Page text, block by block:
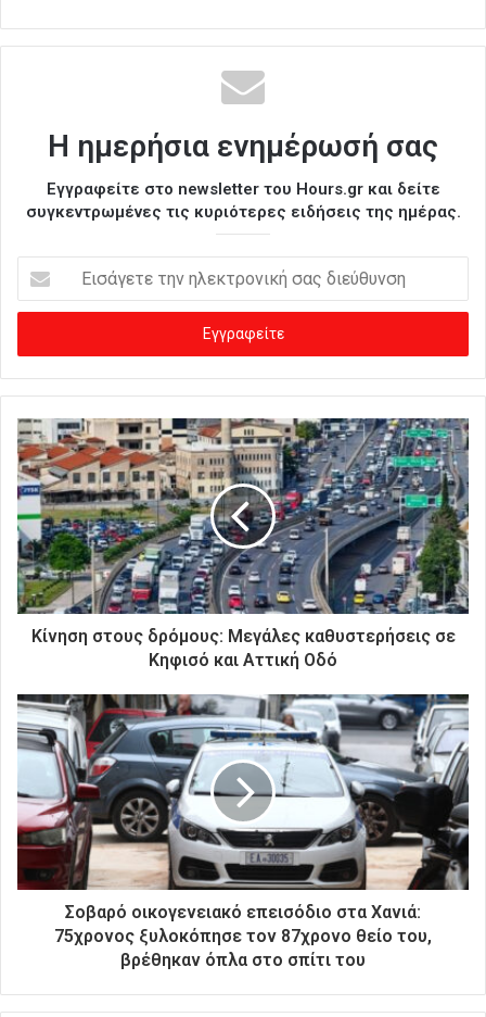
Η ημερήσια ενημέρωσή σας
Εγγραφείτε στο newsletter του Hours.gr και δείτε
συγκεντρωμένες τις κυριότερες ειδήσεις της ημέρας.
σ
γ
ε
ε
τ
η
ν
η
λ
ε
κ
τ
ι
κ
ή
α
ς
δ
ε
σ
Κίνηση στους δρόμους: Μεγάλες καθυστερήσεις σε
Κηφισό και Αττική Οδό
Σοβαρό οικογενειακό επεισόδιο στα Χανιά:
75χρονος ξυλοκόπησε τον 87χρονο θείο του,
βρέθηκαν όπλα στο σπίτι του